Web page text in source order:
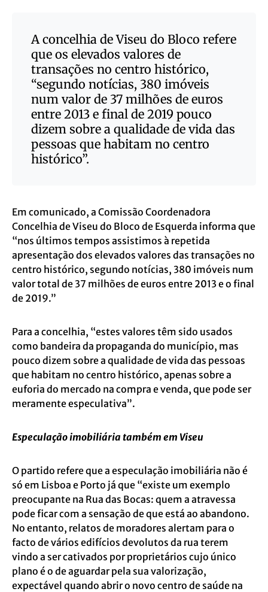
A concelhia de Viseu do Bloco refere
que os elevados valores de
transações no centro histórico,
“segundo notícias, 380 imóveis
num valor de 37 milhões de euros
entre 2013 e final de 2019 pouco
dizem sobre a qualidade de vida das
pessoas que habitam no centro
histórico”.
Em comunicado, a Comissão Coordenadora
Concelhia de Viseu do Bloco de Esquerda informa que
“nos últimos tempos assistimos à repetida
apresentação dos elevados valores das transações no
centro histórico, segundo notícias, 380 imóveis num
valor total de 37 milhões de euros entre 2013 e o final
de 2019.”
Para a concelhia, “estes valores têm sido usados
como bandeira da propaganda do município, mas
pouco dizem sobre a qualidade de vida das pessoas
que habitam no centro histórico, apenas sobre a
euforia do mercado na compra e venda, que pode ser
meramente especulativa”.
Especulação imobiliária também em Viseu
O partido refere que a especulação imobiliária não é
só em Lisboa e Porto já que “existe um exemplo
preocupante na Rua das Bocas: quem a atravessa
pode ficar com a sensação de que está ao abandono.
No entanto, relatos de moradores alertam para o
facto de vários edifícios devolutos da rua terem
vindo a ser cativados por proprietários cujo único
plano é o de aguardar pela sua valorização,
expectável quando abrir o novo centro de saúde na